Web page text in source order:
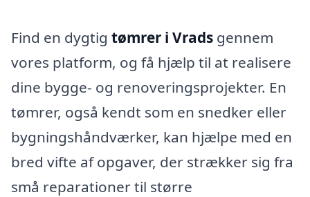
Find en dygtig tømrer i Vrads gennem
vores platform, og få hjælp til at realisere
dine bygge- og renoveringsprojekter. En
tømrer, også kendt som en snedker eller
bygningshåndværker, kan hjælpe med en
bred vifte af opgaver, der strækker sig fra
små reparationer til større